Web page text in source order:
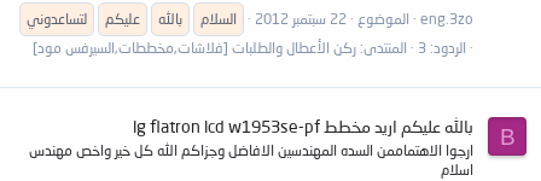
eng.3zo
الموضوع 22 سبتمبر 2012 السلام بالله عليكم
لتساعدوني
الردود: 3
المنتدى: ركن الأعطال والطلبات [فلاشات,مخططات,السيرفس مود]
B بالله عليكم اريد مخطط lg flatron lcd w1953se-pf
ارجوا الاهتماممن السده المهندسين الافاضل وجزاكم الله كل خير واخص مهندس
اسلام